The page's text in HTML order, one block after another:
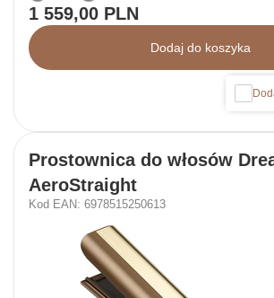
1 559,00 PLN
Dodaj do koszyka
Prostownica do włosów
AeroStraight
Kod EAN: 6978515250613